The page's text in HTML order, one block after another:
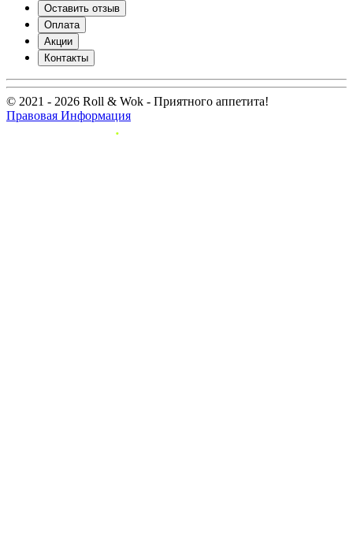
Оставить отзыв
Оплата
Акции
Контакты
© 2021 - 2026 Roll & Wok - Приятного аппетита!
Правовая Информация